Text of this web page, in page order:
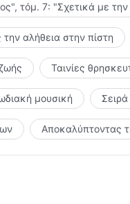
τόμ. 7: "Σχετικά με
αλήθεια στην πίστη
Ταινίες
μουσική
Αποκαλύπτοντας